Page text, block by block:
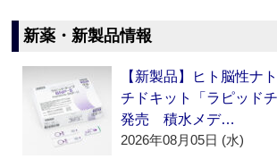
新薬・新製品情報
【新製品】ヒト脳性ナ
チドキット「ラピッド
発売 積水メデ…
2026年08月05日 (水)